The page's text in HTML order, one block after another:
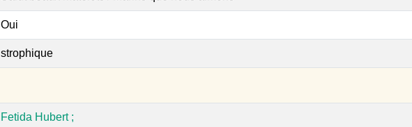
Oui
strophique
Fetida Hubert ;